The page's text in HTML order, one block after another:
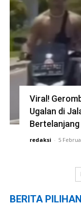
Viral!
Ugalan di
redaksi - 5
BERITA PILIHAN